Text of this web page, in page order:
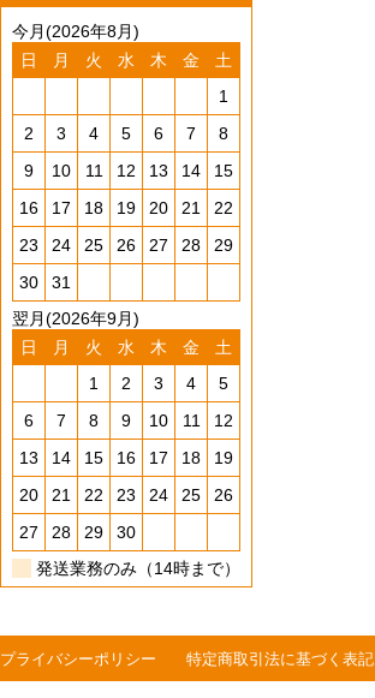
今月(2026年8月)
日
月 火 水 木 金
土
1
2
3 4 5 6 7
8
9
10 11 12 13 14
15
16
17 18 19 20 21
22
23
24 25 26 27 28
29
30
31
翌月(2026年9月)
日
月 火 水 木 金
土
1
2 3 4
5
6
7 8 9 10 11
12
13
14 15 16 17 18
19
20
21 22 23 24 25
26
27
28 29
30
発送業務のみ（14時まで）
プライバシーポリシー 特定商取引法に基づく表記